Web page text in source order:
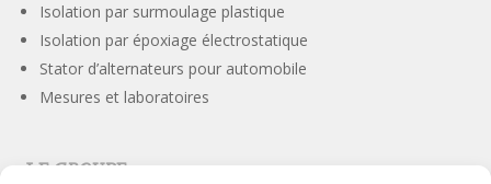
Isolation par surmoulage plastique
Isolation par époxiage électrostatique
Stator d’alternateurs pour automobile
Mesures et laboratoires
LE GROUPE